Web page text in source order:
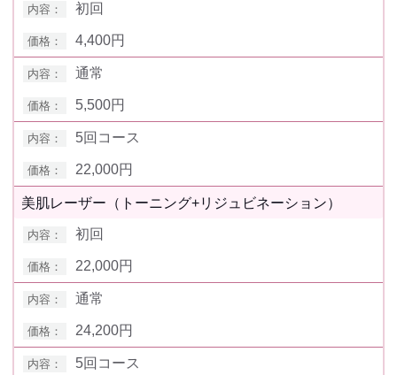
初回
4,400円
通常
5,500円
5回コース
22,000円
美肌レーザー（トーニング+リジュビネーション）
初回
22,000円
通常
24,200円
5回コース